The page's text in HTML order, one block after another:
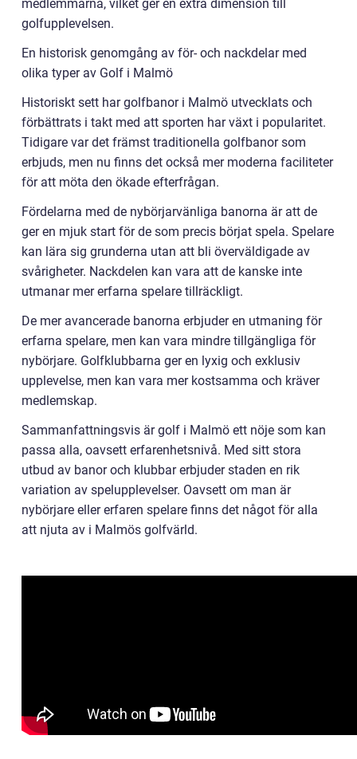
medlemmarna, vilket ger en extra dimension till
golfupplevelsen.
En historisk genomgång av för- och nackdelar med
olika typer av Golf i Malmö
Historiskt sett har golfbanor i Malmö utvecklats och
förbättrats i takt med att sporten har växt i popularitet.
Tidigare var det främst traditionella golfbanor som
erbjuds, men nu finns det också mer moderna faciliteter
för att möta den ökade efterfrågan.
Fördelarna med de nybörjarvänliga banorna är att de
ger en mjuk start för de som precis börjat spela. Spelare
kan lära sig grunderna utan att bli överväldigade av
svårigheter. Nackdelen kan vara att de kanske inte
utmanar mer erfarna spelare tillräckligt.
De mer avancerade banorna erbjuder en utmaning för
erfarna spelare, men kan vara mindre tillgängliga för
nybörjare. Golfklubbarna ger en lyxig och exklusiv
upplevelse, men kan vara mer kostsamma och kräver
medlemskap.
Sammanfattningsvis är golf i Malmö ett nöje som kan
passa alla, oavsett erfarenhetsnivå. Med sitt stora
utbud av banor och klubbar erbjuder staden en rik
variation av spelupplevelser. Oavsett om man är
nybörjare eller erfaren spelare finns det något för alla
att njuta av i Malmös golfvärld.